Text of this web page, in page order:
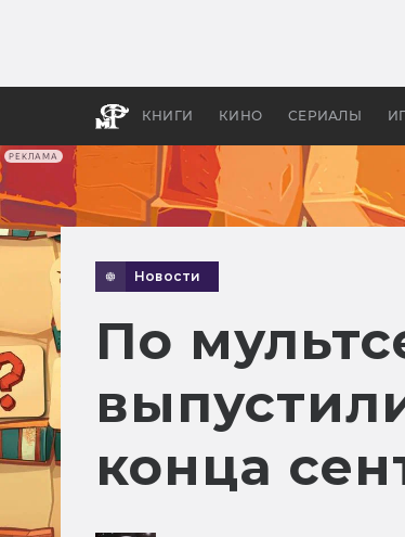
РЕКЛАМА
КНИГИ КИНО СЕРИАЛЫ
Новости
По
конца